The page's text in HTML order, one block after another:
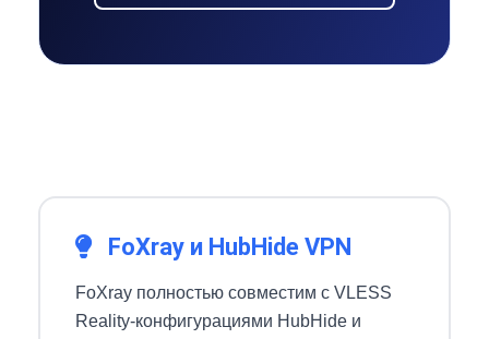
FoXray и HubHide VPN
FoXray полностью совместим с VLESS
Reality-конфигурациями HubHide и